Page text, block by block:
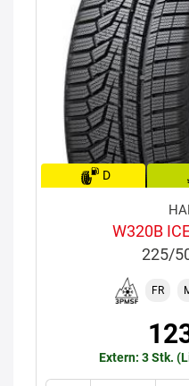
D
W320B
225/
FR
Extern: 3 Stk.